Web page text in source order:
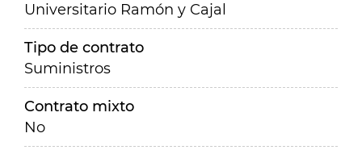
Universitario Ramón y Cajal
Tipo de contrato
Suministros
Contrato mixto
No